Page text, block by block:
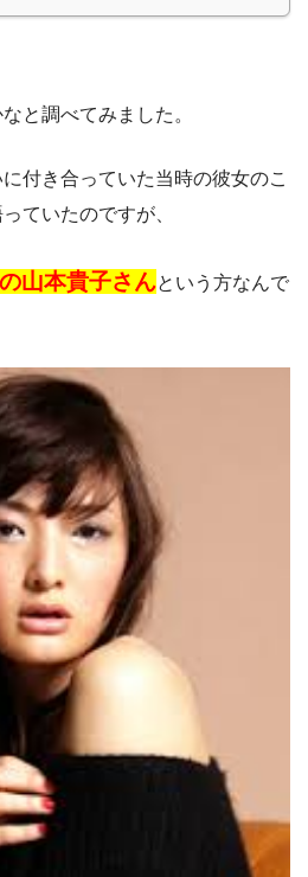
と調べてみました。
付き合っていた当時の彼女のこ
ていたのですが、
山本貴子さんという方なんで